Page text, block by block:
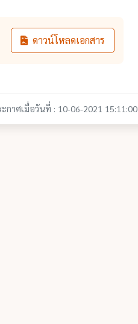
ดาวน์โหลดเอกสาร
กาศเมื่อวันที่ : 10-06-2021 15:11:00